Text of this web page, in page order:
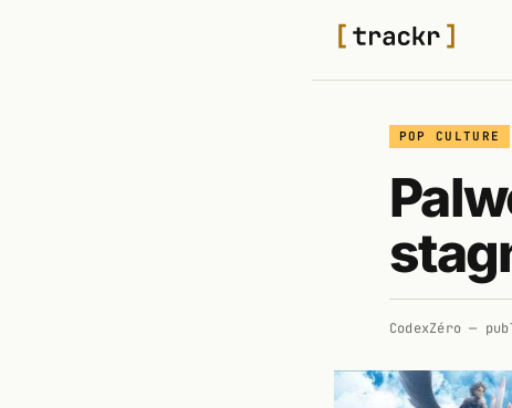
POP CULTURE
CodexZéro —